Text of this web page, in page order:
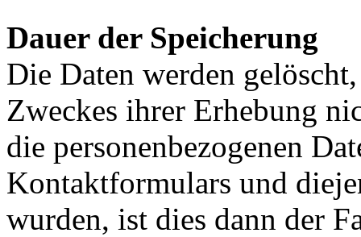
Dauer der Speicherung
Die Daten werden
Zweckes ihrer Erhebung
die personenbezogenen
Kontaktformulars und
wurden, ist dies dann der